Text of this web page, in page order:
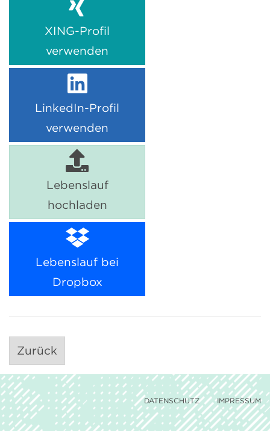
XING-Profil
verwenden
LinkedIn-Profil
verwenden
Lebenslauf
hochladen
Lebenslauf bei
Dropbox
Zurück
DATENSCHUTZ IMPRESSUM